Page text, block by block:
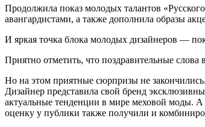
Продолжила показ молодых талантов
авангардистами, а также дополнила образы
И яркая точка блока молодых дизайнеров —
Приятно отметить, что поздравительные
Но на этом приятные сюрпризы не
Дизайнер представила свой бренд
актуальные тенденции в мире меховой моды.
оценку у публики также получили и